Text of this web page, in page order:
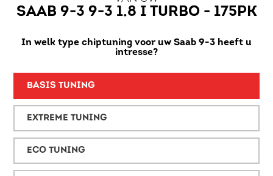
SAAB 9-3 9-3 1.8 I TURBO - 175PK
In welk type chiptuning voor uw Saab 9-3 heeft u
intresse?
BASIS TUNING
EXTREME TUNING
ECO TUNING